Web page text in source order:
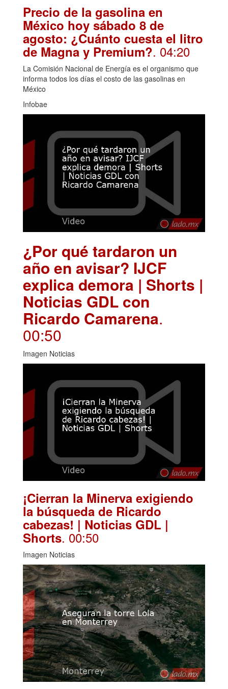
Precio de la gasolina en
México hoy sábado 8 de
agosto: ¿Cuánto cuesta el litro
de Magna y Premium?. 04:20
La Comisión Nacional de Energía es el organismo que
informa todos los días el costo de las gasolinas en
México
Infobae
¿Por qué tardaron un
año en avisar? IJCF
explica demora | Shorts |
Noticias GDL con
Ricardo Camarena.
00:50
Imagen Noticias
¡Cierran la Minerva exigiendo
la búsqueda de Ricardo
cabezas! | Noticias GDL |
Shorts. 00:50
Imagen Noticias